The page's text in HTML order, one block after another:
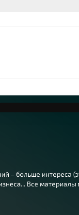
больше интереса
Все материалы